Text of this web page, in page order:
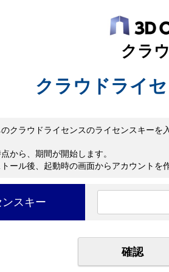
クラ
クラウドライ
クラウドライセンスのライセンスキーを
から、期間が開始します。
ール後、起動時の画面からアカウントを
スキー